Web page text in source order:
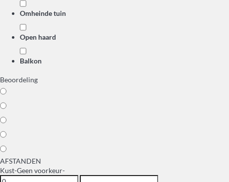
Omheinde tuin
Open haard
Balkon
Beoordeling
AFSTANDEN
Kust-Geen voorkeur-